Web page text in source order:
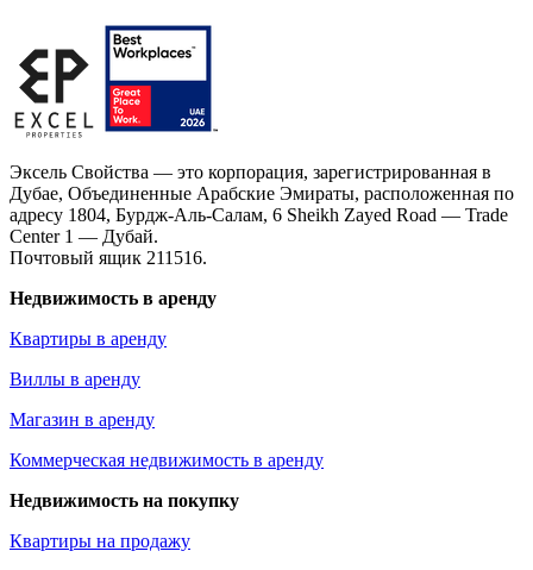
Эксель Свойства — это корпорация, зарегистрированная в
Дубае, Объединенные Арабские Эмираты, расположенная по
адресу 1804, Бурдж-Аль-Салам, 6 Sheikh Zayed Road — Trade
Center 1 — Дубай.
Почтовый ящик 211516.
Недвижимость в аренду
Квартиры в аренду
Виллы в аренду
Магазин в аренду
Коммерческая недвижимость в аренду
Недвижимость на покупку
Квартиры на продажу